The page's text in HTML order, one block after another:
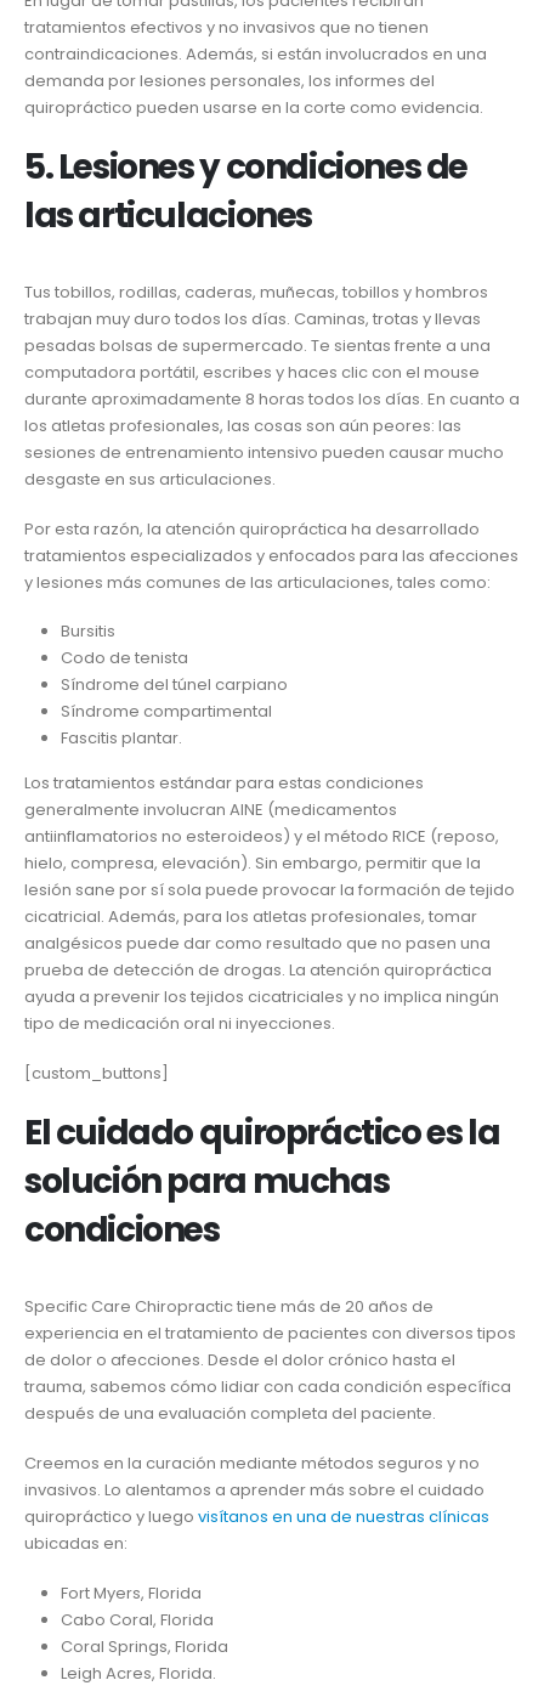
tratamientos efectivos y no invasivos que no tienen
contraindicaciones. Además, si están involucrados en una
demanda por lesiones personales, los informes del
quiropráctico pueden usarse en la corte como evidencia.
5. Lesiones y condiciones de
las articulaciones
Tus tobillos, rodillas, caderas, muñecas, tobillos y hombros
trabajan muy duro todos los días. Caminas, trotas y llevas
pesadas bolsas de supermercado. Te sientas frente a una
computadora portátil, escribes y haces clic con el mouse
durante aproximadamente 8 horas todos los días. En cuanto a
los atletas profesionales, las cosas son aún peores: las
sesiones de entrenamiento intensivo pueden causar mucho
desgaste en sus articulaciones.
Por esta razón, la atención quiropráctica ha desarrollado
tratamientos especializados y enfocados para las afecciones
y lesiones más comunes de las articulaciones, tales como:
Bursitis
Codo de tenista
Síndrome del túnel carpiano
Síndrome compartimental
Fascitis plantar.
Los tratamientos estándar para estas condiciones
generalmente involucran AINE (medicamentos
antiinflamatorios no esteroideos) y el método RICE (reposo,
hielo, compresa, elevación). Sin embargo, permitir que la
lesión sane por sí sola puede provocar la formación de tejido
cicatricial. Además, para los atletas profesionales, tomar
analgésicos puede dar como resultado que no pasen una
prueba de detección de drogas. La atención quiropráctica
ayuda a prevenir los tejidos cicatriciales y no implica ningún
tipo de medicación oral ni inyecciones.
[custom_buttons]
El cuidado quiropráctico es la
solución para muchas
condiciones
Specific Care Chiropractic tiene más de 20 años de
experiencia en el tratamiento de pacientes con diversos tipos
de dolor o afecciones. Desde el dolor crónico hasta el
trauma, sabemos cómo lidiar con cada condición específica
después de una evaluación completa del paciente.
Creemos en la curación mediante métodos seguros y no
invasivos. Lo alentamos a aprender más sobre el cuidado
quiropráctico y luego visítanos en una de nuestras clínicas
ubicadas en:
Fort Myers, Florida
Cabo Coral, Florida
Coral Springs, Florida
Leigh Acres, Florida.